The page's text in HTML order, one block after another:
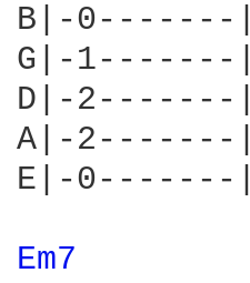
B|-0-------|
G|-1-------|
D|-2-------|
A|-2-------|
E|-0-------|
Em7